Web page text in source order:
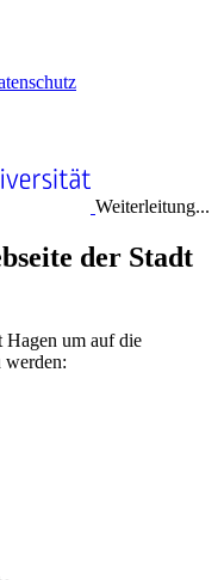
Weiterleitung...
der Stadt
Hagen um auf die
werden: